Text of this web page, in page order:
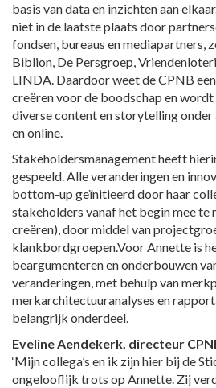
basis van data en inzichten aan
niet in de laatste plaats door
fondsen, bureaus en mediapartners,
Biblion, De Persgroep,
LINDA. Daardoor weet de CPNB
creëren voor de boodschap en
diverse content en storytelling onder
en online.
Stakeholdersmanagement heeft
gespeeld. Alle veranderingen en
bottom-up geïnitieerd door haar
stakeholders vanaf het begin mee te
creëren), door middel van
klankbordgroepen.Voor Annette is
beargumenteren en onderbouwen
veranderingen, met behulp van
merkarchitectuuranalyses en
belangrijk onderdeel.
Eveline Aendekerk, directeur
‘Mijn collega’s en ik zijn hier bij de
ongelooflijk trots op Annette. Zij